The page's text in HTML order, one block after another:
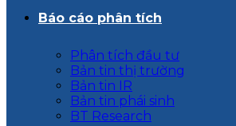
Báo cáo phân tích
Phân tích đầu tư
Bản tin thị trường
Bản tin IR
Bản tin phái sinh
BT Research